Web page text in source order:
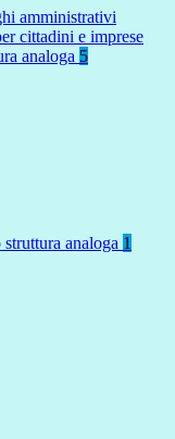
amministrativi
cittadini e imprese
analoga 5
analoga 1